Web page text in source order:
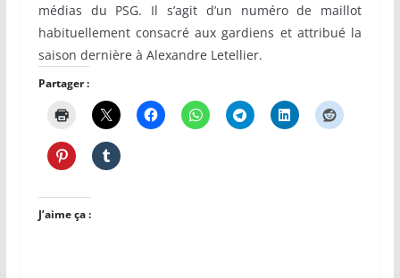
médias du PSG. Il s’agit d’un numéro de maillot
habituellement consacré aux gardiens et attribué la
saison dernière à Alexandre Letellier.
Partager :
J’aime ça :